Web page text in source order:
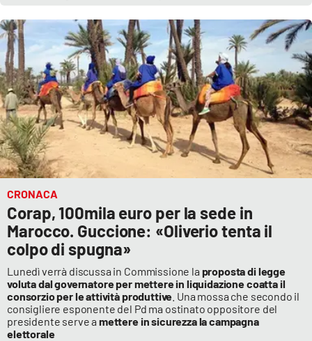
CRONACA
Corap, 100mila euro per la sede in
Marocco. Guccione: «Oliverio tenta il
colpo di spugna»
Lunedì verrà discussa in Commissione la proposta di legge
voluta dal governatore per mettere in liquidazione coatta il
consorzio per le attività produttive . Una mossa che secondo il
consigliere esponente del Pd ma ostinato oppositore del
presidente serve a mettere in sicurezza la campagna
elettorale